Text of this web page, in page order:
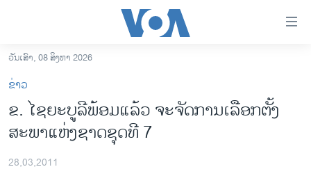
ເຂົ້າ
ຫາ
ຂ້າມ
ຂ້າມ
ຫາ
ລາວ
ອາເມຣິກາ
ການເລືອກຕັ້ງ ປະທານາທີບໍດີ ສະຫະລັດ 2024
ຂ່າວ​ຈີນ
ວັນເສົາ, 08 ສິງຫາ 2026
ຂ່າວ
ຂ. ໄຊຍະບູລີພ້ອມແລ້ວ ຈະຈັດການເລືອກຕັ້ງ
ສະພາແຫ່ງຊາດຊຸດທີ 7
28,03,2011